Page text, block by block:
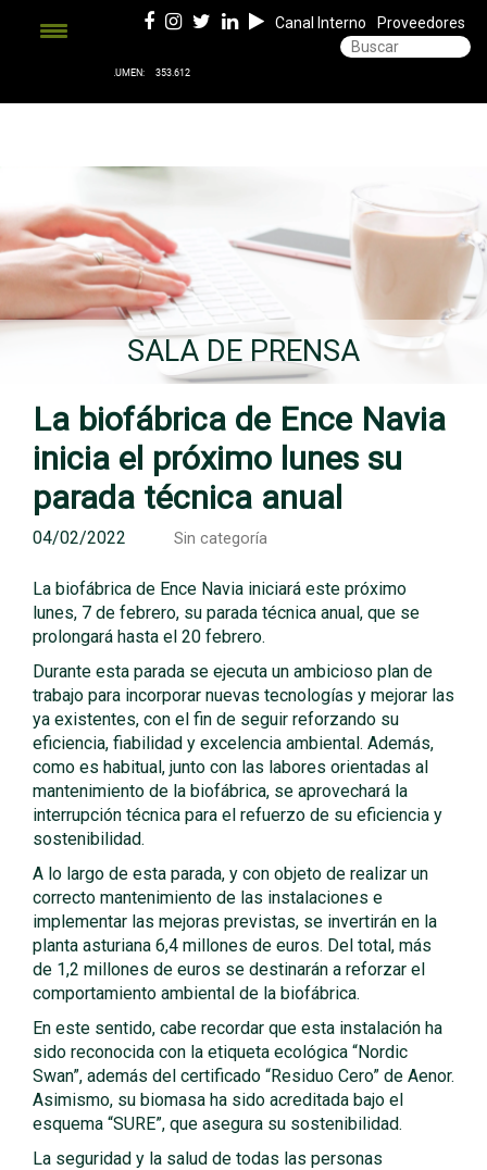
Canal Interno Proveedores
SALA DE PRENSA
La biofábrica de Ence Navia
inicia el próximo lunes su
parada técnica anual
04/02/2022 Sin categoría
La biofábrica de Ence Navia iniciará este próximo
lunes, 7 de febrero, su parada técnica anual, que se
prolongará hasta el 20 febrero.
Durante esta parada se ejecuta un ambicioso plan de
trabajo para incorporar nuevas tecnologías y mejorar las
ya existentes, con el fin de seguir reforzando su
eficiencia, fiabilidad y excelencia ambiental. Además,
como es habitual, junto con las labores orientadas al
mantenimiento de la biofábrica, se aprovechará la
interrupción técnica para el refuerzo de su eficiencia y
sostenibilidad.
A lo largo de esta parada, y con objeto de realizar un
correcto mantenimiento de las instalaciones e
implementar las mejoras previstas, se invertirán en la
planta asturiana 6,4 millones de euros. Del total, más
de 1,2 millones de euros se destinarán a reforzar el
comportamiento ambiental de la biofábrica.
En este sentido, cabe recordar que esta instalación ha
sido reconocida con la etiqueta ecológica “Nordic
Swan”, además del certificado “Residuo Cero” de Aenor.
Asimismo, su biomasa ha sido acreditada bajo el
esquema “SURE”, que asegura su sostenibilidad.
La seguridad y la salud de todas las personas